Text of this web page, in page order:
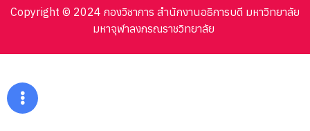
Copyright © 2024 กองวิชาการ สำนักงานอธิการบดี มหาวิทยาลัย
มหาจุฬาลงกรณราชวิทยาลัย